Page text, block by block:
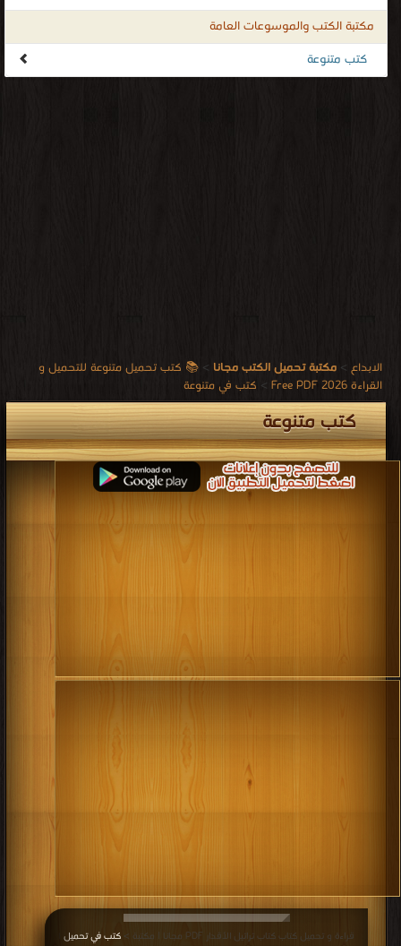
مكتبة الكتب والموسوعات العامة
كتب متنوعة
الابداع > مكتبة تحميل الكتب مجانا > 📚 كتب تحميل متنوعة للتحميل و
القراءة 2026 Free PDF
> كتب في متنوعة
كتب متنوعة
قراءة و تحميل كتاب كتاب تراتيل الأقدار PDF مجانا | مكتبة > كتب في تحميل